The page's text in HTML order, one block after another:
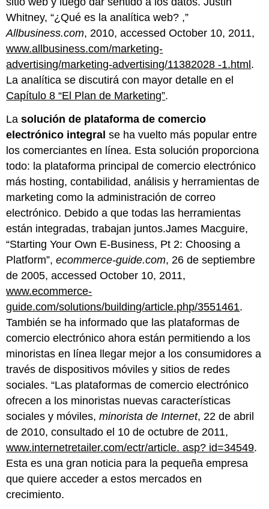
Whitney, “¿Qué es la analítica web? ,”
Allbusiness.com, 2010, accessed October 10, 2011,
www.allbusiness.com/marketing-
advertising/marketing-advertising/11382028 -1.html.
La analítica se discutirá con mayor detalle en el
Capítulo 8 “El Plan de Marketing”.
Lasolución de plataforma de comercio
electrónico integral se ha vuelto más popular entre
los comerciantes en línea. Esta solución proporciona
todo: la plataforma principal de comercio electrónico
más hosting, contabilidad, análisis y herramientas de
marketing como la administración de correo
electrónico. Debido a que todas las herramientas
están integradas, trabajan juntos.James Macguire,
“Starting Your Own E-Business, Pt 2: Choosing a
Platform”,ecommerce-guide.com, 26 de septiembre
de 2005, accessed October 10, 2011,
www.ecommerce-
guide.com/solutions/building/article.php/3551461.
También se ha informado que las plataformas de
comercio electrónico ahora están permitiendo a los
minoristas en línea llegar mejor a los consumidores a
través de dispositivos móviles y sitios de redes
sociales. “Las plataformas de comercio electrónico
ofrecen a los minoristas nuevas características
sociales y móviles,minorista de Internet, 22 de abril
de 2010, consultado el 10 de octubre de 2011,
www.internetretailer.com/ectr/article. asp? id=34549.
Esta es una gran noticia para la pequeña empresa
que quiere acceder a estos mercados en
crecimiento.